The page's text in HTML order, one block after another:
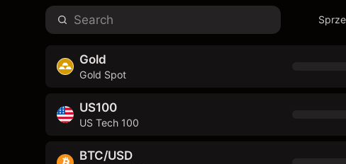
Gold
Gold Spot
US100
US Tech 100
BTC/USD